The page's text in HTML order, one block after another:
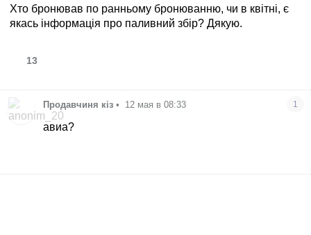
Хто бронював по ранньому бронюванню, чи в квітні, є
якась інформація про паливний збір? Дякую.
13
Продавчиня кіз • 12 мая в 08:33 1
авиа?